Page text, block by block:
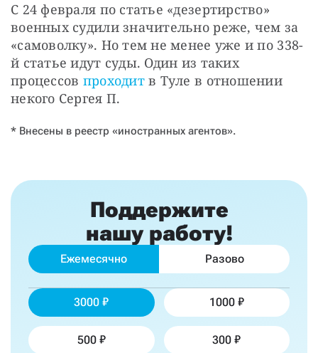
С 24 февраля по статье «дезертирство»
военных судили значительно реже, чем за
«самоволку». Но тем не менее уже и по 338-
й статье идут суды. Один из таких
процессов проходит в Туле в отношении
некого Сергея П.
* Внесены в реестр «иностранных агентов».
Поддержите
нашу работу!
Ежемесячно Разово
3000 1000
500 300